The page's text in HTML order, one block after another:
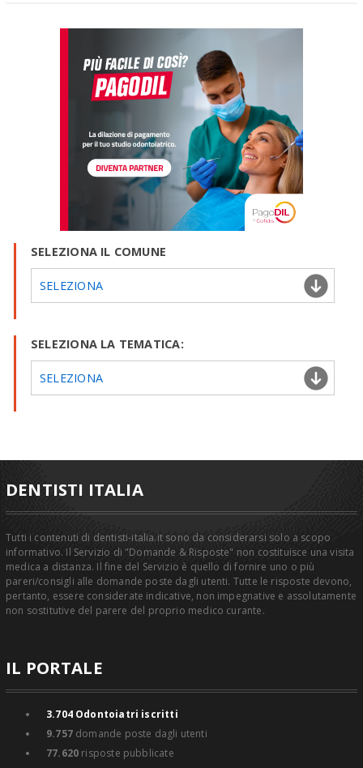
SELEZIONA IL COMUNE
SELEZIONA
SELEZIONA LA TEMATICA:
SELEZIONA
DENTISTI ITALIA
Tutti i contenuti di dentisti-italia.it sono da considerarsi solo a scopo
informativo. Il Servizio di "Domande & Risposte" non costituisce una visita
medica a distanza. Il fine del Servizio è quello di fornire uno o più
pareri/consigli alle domande poste dagli utenti. Tutte le risposte devono,
pertanto, essere considerate indicative, non impegnative e assolutamente
non sostitutive del parere del proprio medico curante.
IL PORTALE
3.704Odontoiatri iscritti
9.757domande poste dagli utenti
77.620 risposte pubblicate